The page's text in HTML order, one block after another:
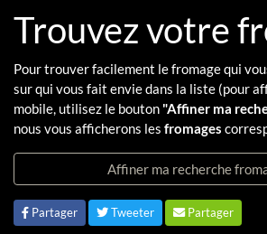
Trouvez votre
Pour trouver facilement le fromage qui
sur qui vous fait envie dans la liste (pour
mobile, utilisez le bouton "Affiner ma
nous vous afficherons les fromages
Affiner ma recherche
Partager Tweeter Partager